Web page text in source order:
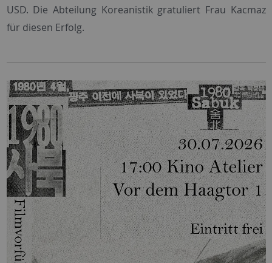
USD. Die Abteilung Koreanistik gratuliert Frau Kacmaz
für diesen Erfolg.